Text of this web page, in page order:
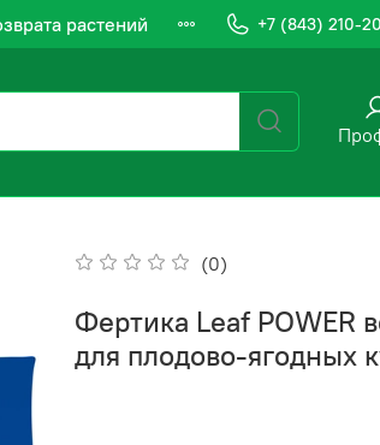
растений +7 (843) 210-
(0)
Фертика Leaf POWER
для плодово-ягодных